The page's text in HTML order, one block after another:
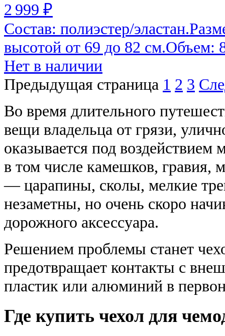
2 999 ₽
Состав: полиэстер/
высотой от 69 до 82 см.Объем:
Нет в наличии
Предыдущая страница 1 2 3
Во время длительного
вещи владельца от грязи,
оказывается под
в том числе камешков, гравия,
— царапины, сколы, мелкие
незаметны, но очень скоро
дорожного аксессуара.
Решением проблемы станет
предотвращает контакты с
пластик или алюминий в
Где купить чехол для